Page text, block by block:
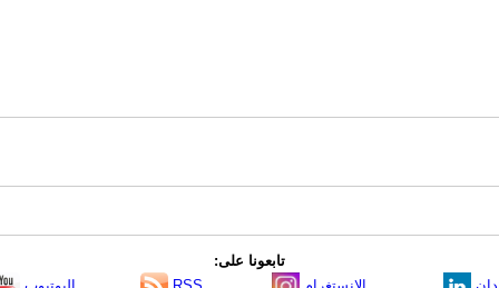
تابعونا على: